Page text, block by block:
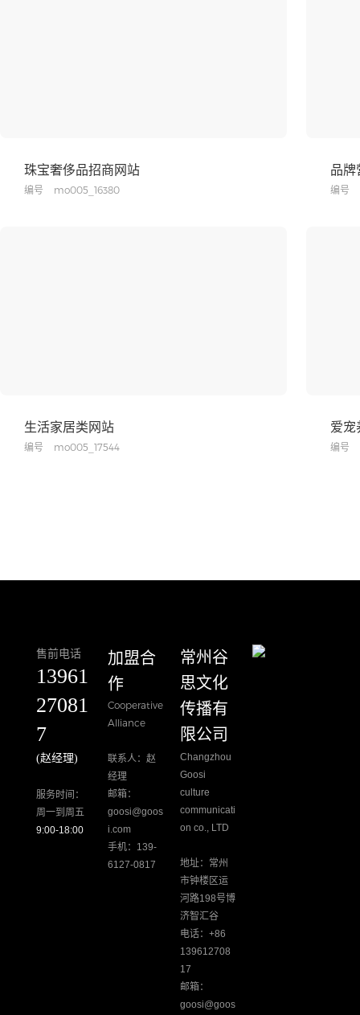
珠宝奢侈品招商网站
编号 mo005_16380
品牌
编号
生活家居类网站
编号 mo005_17544
爱宠
编号
售前电话
13961
27081
7
(赵经理)
服务时间：
周一到周五
9:00-18:00
加盟合
作
Cooperative
Alliance
联系人：赵
经理
邮箱：
goosi@goos
i.com
手机：139-
6127-0817
​常州谷
思文化
传播有
限公司
Changzhou
Goosi
culture
communicati
on co., LTD
地址：常州
市钟楼区运
河路198号博
济智汇谷
电话：+86
139612708
17
邮箱：
goosi@goos